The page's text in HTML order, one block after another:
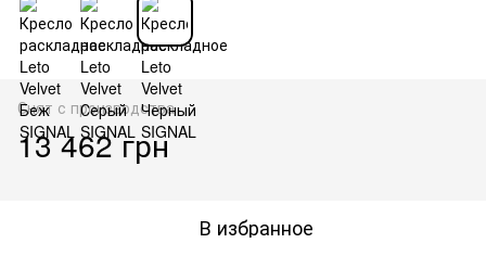
Снят с производства
13 462 грн
В избранное